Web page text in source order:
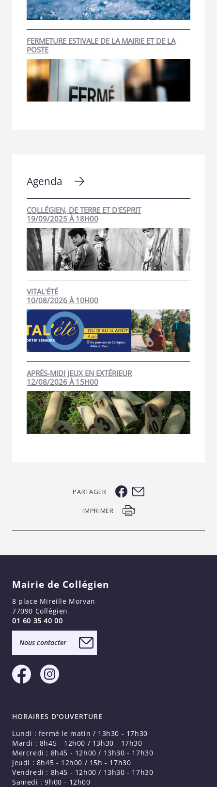
FERMETURE ESTIVALE DE LA MAIRIE ET DE LA
POSTE
Agenda
COLLÉGIEN, DE TERRE ET D'ESPRIT
19/09/2025 À 18H00
VITAL'ÉTÉ
10/08/2026 À 10H00
APRÈS-MIDI JEUX EN EXTÉRIEUR
12/08/2026 À 15H00
PARTAGER
IMPRIMER
Mairie de Collégien
8 place Mireille Morvan
77090 Collégien
01 60 35 40 00
Nous contacter
HORAIRES D'OUVERTURE
Lundi : fermé le matin / 13h30 - 17h30
Mardi : 8h45 - 12h00 / 13h30 - 17h30
Mercredi : 8h45 - 12h00 / 13h30 - 17h30
Jeudi : 8h45 - 12h00 / 15h - 17h30
Vendredi : 8h45 - 12h00 / 13h30 - 17h30
Samedi : 9h00 - 12h00